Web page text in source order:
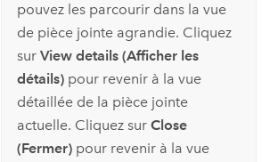
pouvez les parcourir dans la vue
de pièce jointe agrandie. Cliquez
surView details (Afficher les
détails) pour revenir à la vue
détaillée de la pièce jointe
actuelle. Cliquez surClose
(Fermer) pour revenir à la vue